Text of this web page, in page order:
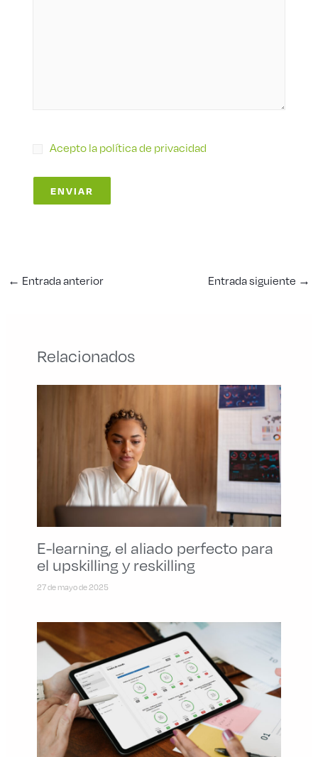
Acepto la política de privacidad
← Entrada anterior Entrada siguiente →
Relacionados
E-learning, el aliado perfecto para
el upskilling y reskilling
27 de mayo de 2025